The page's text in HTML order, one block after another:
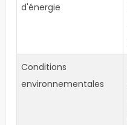
d'énergie
Conditions
environnementales